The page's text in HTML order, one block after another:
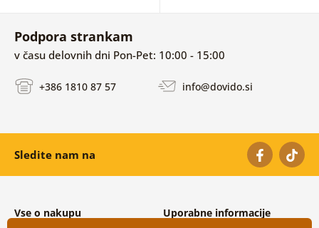
Podpora strankam
v času delovnih dni Pon-Pet: 10:00 - 15:00
+386 1810 87 57 info@dovido.si
Sledite nam na
Vse o nakupu Uporabne informacije